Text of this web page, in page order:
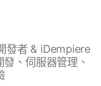
發者 & iDempiere
、伺服器管理、